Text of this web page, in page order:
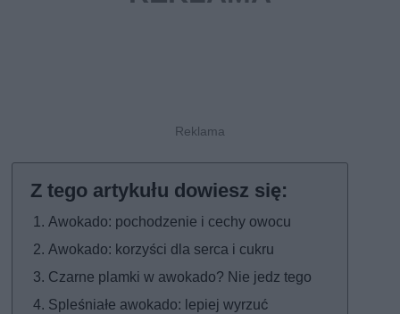
Awokado: pochodzenie i cechy owocu
Awokado: korzyści dla serca i cukru
Czarne plamki w awokado? Nie jedz tego
Spleśniałe awokado: lepiej wyrzuć